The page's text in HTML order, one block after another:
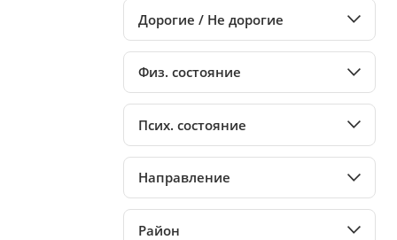
Дорогие / Не дорогие
Физ. состояние
Псих. состояние
Направление
Район